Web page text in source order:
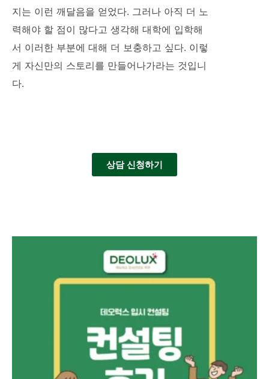
지는 이런 깨달음을 얻었다. 그러나 아직 더 노
력해야 할 점이 많다고 생각해 대학에 입학해
서 이러한 부분에 대해 더 보충하고 싶다. 이렇
게 자신만의 스토리를 만들어나가라는 것입니
다.
상담 신청하기